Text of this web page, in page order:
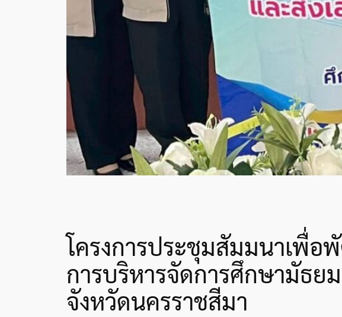
โครงการประชุมสัมมนาเพื่
การบริหารจัดการศึกษามัธย
จังหวัดนครราชสีมา